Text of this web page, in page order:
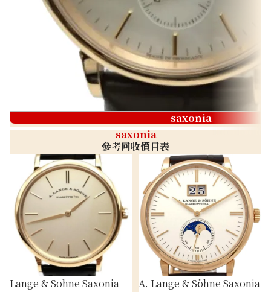
saxonia
saxonia
參考回收價目表
Lange & Sohne Saxonia
A. Lange & Söhne Saxonia